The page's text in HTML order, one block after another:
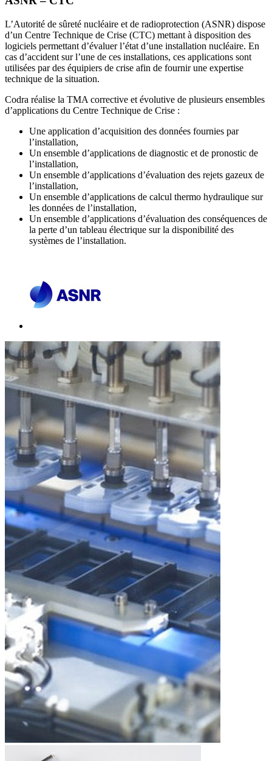
L’Autorité de sûreté nucléaire et de radioprotection (ASNR) dispose
d’un Centre Technique de Crise (CTC) mettant à disposition des
logiciels permettant d’évaluer l’état d’une installation nucléaire. En
cas d’accident sur l’une de ces installations, ces applications sont
utilisées par des équipiers de crise afin de fournir une expertise
technique de la situation.
Codra réalise la TMA corrective et évolutive de plusieurs ensembles
d’applications du Centre Technique de Crise :
Une application d’acquisition des données fournies par
l’installation,
Un ensemble d’applications de diagnostic et de pronostic de
l’installation,
Un ensemble d’applications d’évaluation des rejets gazeux de
l’installation,
Un ensemble d’applications de calcul thermo hydraulique sur
les données de l’installation,
Un ensemble d’applications d’évaluation des conséquences de
la perte d’un tableau électrique sur la disponibilité des
systèmes de l’installation.